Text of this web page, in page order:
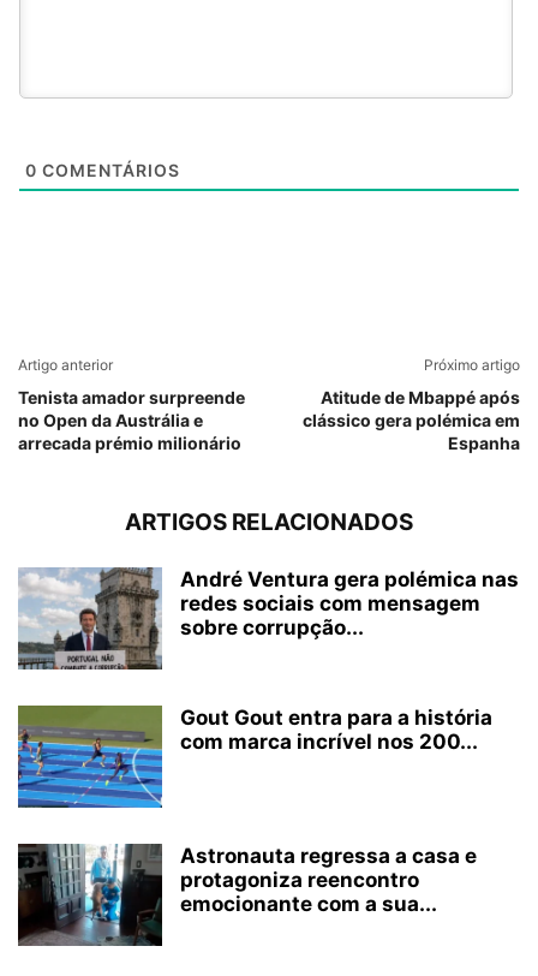
0 COMENTÁRIOS
Artigo anterior
Tenista amador surpreende
no Open da Austrália e
arrecada prémio milionário
Próximo artigo
Atitude de Mbappé após
clássico gera polémica em
Espanha
ARTIGOS RELACIONADOS
André Ventura gera polémica nas
redes sociais com mensagem
sobre corrupção...
Gout Gout entra para a história
com marca incrível nos 200...
Astronauta regressa a casa e
protagoniza reencontro
emocionante com a sua...